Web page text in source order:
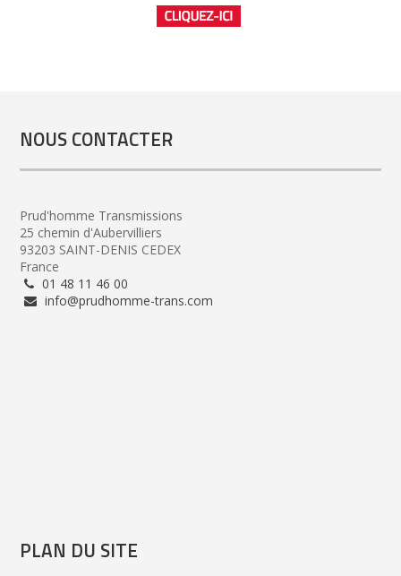
NOUS CONTACTER
Prud'homme Transmissions
25 chemin d'Aubervilliers
93203 SAINT-DENIS CEDEX
France
01 48 11 46 00
info@prudhomme-trans.com
PLAN DU SITE